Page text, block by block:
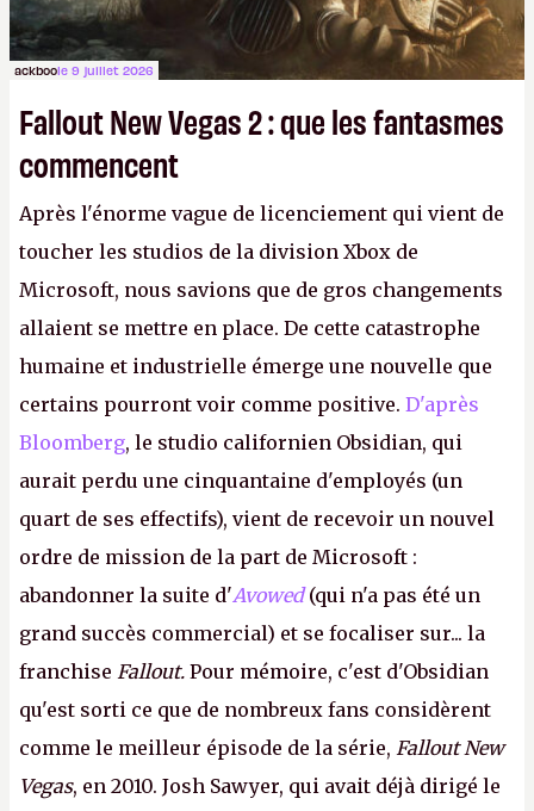
ackboole 9 juillet 2026
Fallout New Vegas 2 : que les fantasmes
commencent
Après l'énorme vague de licenciement qui vient de
toucher les studios de la division Xbox de
Microsoft, nous savions que de gros changements
allaient se mettre en place. De cette catastrophe
humaine et industrielle émerge une nouvelle que
certains pourront voir comme positive. D'après
Bloomberg, le studio californien Obsidian, qui
aurait perdu une cinquantaine d'employés (un
quart de ses effectifs), vient de recevoir un nouvel
ordre de mission de la part de Microsoft :
abandonner la suite d'Avowed(qui n'a pas été un
grand succès commercial) et se focaliser sur... la
franchise Fallout. Pour mémoire, c'est d'Obsidian
qu'est sorti ce que de nombreux fans considèrent
comme le meilleur épisode de la série, Fallout New
Vegas, en 2010. Josh Sawyer, qui avait déjà dirigé le